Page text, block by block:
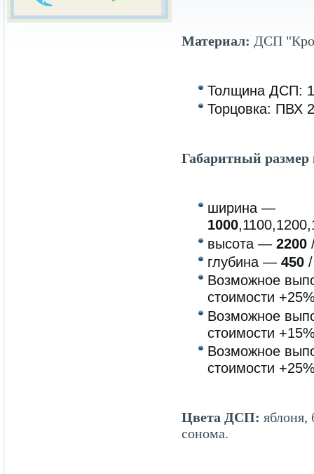
Материал: ДСП
Толщина ДСП:
Торцовка: ПВХ
Габаритный
ширина —
1000
высота — 2200
глубина — 450
Возможное
стоимости
Возможное
стоимости
Возможное
стоимости
Цвета ДСП: яблоня,
сонома.